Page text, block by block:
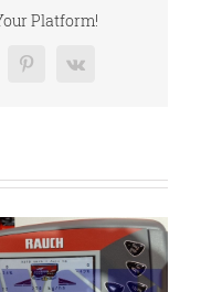
Platform!
Pinterest
Vk